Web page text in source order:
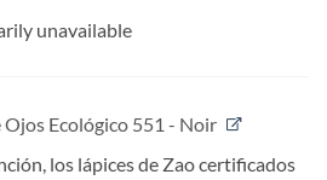
unavailable
Ojos Ecológico 551 - Noir
los lápices de Zao certificados